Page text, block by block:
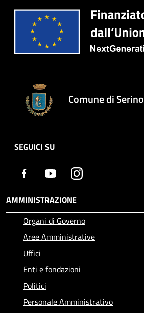
Comune di Serino
SEGUICI SU
Facebook YoutubeInstagram
AMMINISTRAZIONE
Organi di Governo
Aree Amministrative
Uffici
Enti e fondazioni
Politici
Personale Amministrativo